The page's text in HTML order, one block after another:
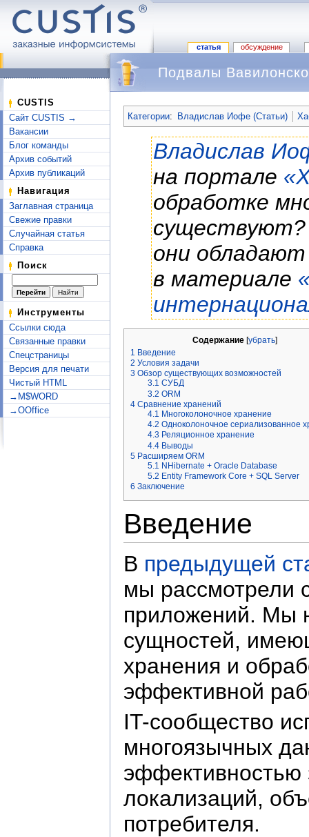
статья обсуждение
CUSTIS
Сайт CUSTIS →
Вакансии
Блог команды
Архив событий
Архив публикаций
Навигация
Заглавная страница
Свежие правки
Случайная статья
Справка
Поиск
Инструменты
Ссылки сюда
Связанные правки
Спецстраницы
Версия для печати
Чистый HTML
→M$WORD
→OOffice
Подвалы
Категории: Владислав Иофе (Статьи)
Владислав
на портале
обработке
существуют?
они
в материале
Содержание[убрать]
1 Введение
2 Условия задачи
3 Обзор существующих возможностей
3.1 СУБД
3.2 ORM
4 Сравнение хранений
4.1 Многоколоночное хранение
4.2 Одноколоночное сериализованное
4.3 Реляционное хранение
4.4 Выводы
5 Расширяем ORM
5.1 NHibernate + Oracle Database
5.2 Entity Framework Core + SQL Server
6 Заключение
Введение
В предыдущей
мы рассмотрели
приложений. Мы
сущностей,
хранения и
эффективной
IT-сообщество
многоязычных
эффективностью
локализаций,
потребителя.